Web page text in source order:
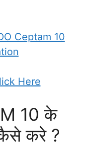
Ceptam 10
Here
10 के
करे ?